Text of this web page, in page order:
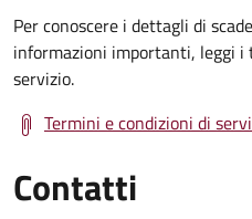
Per conoscere i dettagli di
informazioni importanti, leggi i
servizio.
Termini e condizioni di
Contatti